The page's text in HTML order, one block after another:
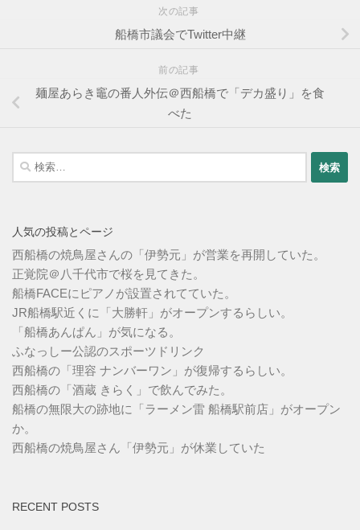
次の記事
船橋市議会でTwitter中継
前の記事
麺屋あらき竈の番人外伝＠西船橋で「デカ盛り」を食
べた
検
索:
人気の投稿とページ
西船橋の焼鳥屋さんの「伊勢元」が営業を再開していた。
正覚院＠八千代市で桜を見てきた。
船橋FACEにピアノが設置されてていた。
JR船橋駅近くに「大勝軒」がオープンするらしい。
「船橋あんぱん」が気になる。
ふなっしー公認のスポーツドリンク
西船橋の「理容 ナンバーワン」が復帰するらしい。
西船橋の「酒蔵 きらく」で飲んでみた。
船橋の無限大の跡地に「ラーメン雷 船橋駅前店」がオープン
か。
西船橋の焼鳥屋さん「伊勢元」が休業していた
RECENT POSTS